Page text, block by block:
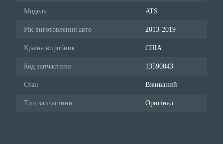
Модель ATS
Рік виготовлення авто 2013-2019
Країна виробник США
Код запчастини 13590043
Стан Вживаний
Тип запчастини Оригінал